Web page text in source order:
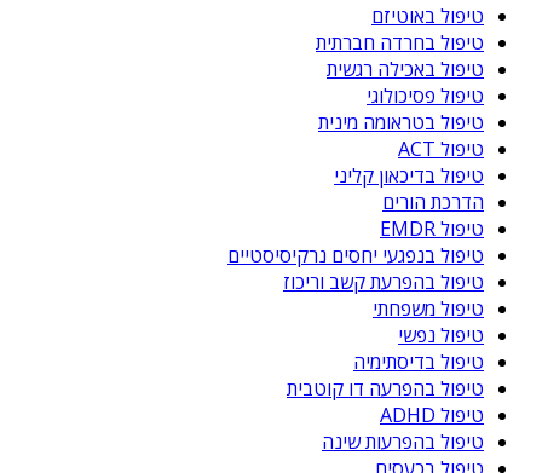
טיפול באוטיזם
טיפול בחרדה חברתית
טיפול באכילה רגשית
טיפול פסיכולוגי
טיפול בטראומה מינית
טיפול ACT
טיפול בדיכאון קליני
הדרכת הורים
טיפול EMDR
טיפול בנפגעי יחסים נרקיסיסטיים
טיפול בהפרעת קשב וריכוז
טיפול משפחתי
טיפול נפשי
טיפול בדיסתימיה
טיפול בהפרעה דו קוטבית
טיפול ADHD
טיפול בהפרעות שינה